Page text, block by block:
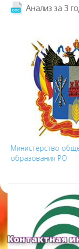
Анализ за 3
Министерство
образования РО
Контактная